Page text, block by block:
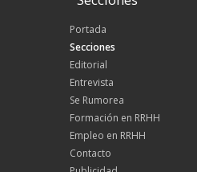
Portada
Secciones
Editorial
Entrevista
Se Rumorea
Formación en RRHH
Empleo en RRHH
Contacto